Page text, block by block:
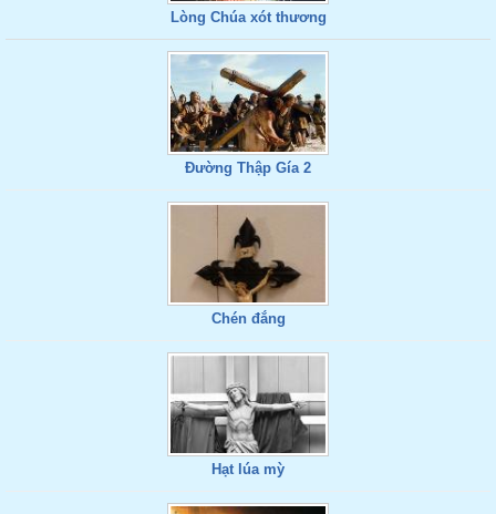
Lòng Chúa xót thương
Đường Thập Gía 2
Chén đắng
Hạt lúa mỳ